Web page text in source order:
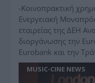
-Κοινοπρακτική
Ενεργειακή
εταιρείας της ΔΕΗ
διοργάνωσης την
Eurobank και την
MUSIC-CINE NEWS